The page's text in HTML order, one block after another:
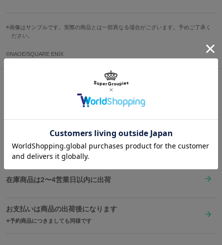
原産国／ 中国
10.5cm
画像はサンプルです。実際の商品とは一部異なる場合がございます。予めご了承く
ださい。
©NAOE/SQUARE ENIX
Shopping Guide
送料は全国一律1,000円。表示価格は全て税込みです。
在庫商品は2〜4営業日以内に出荷
お支払いは商品の出荷後になります
予約商品につきましても同様です